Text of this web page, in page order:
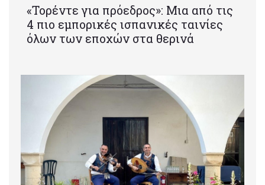
«Τορέντε για πρόεδρος»: Mια από τις
4 πιο εμπορικές ισπανικές ταινίες
όλων των εποχών στα θερινά